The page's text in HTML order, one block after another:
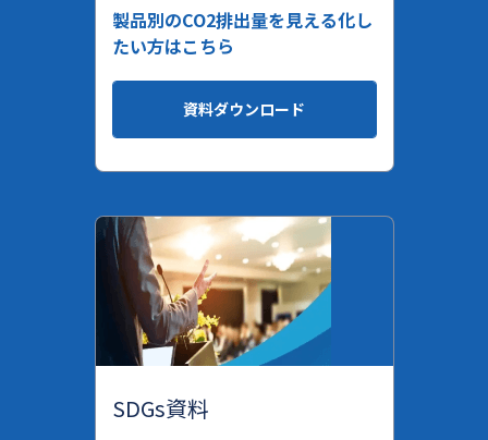
製品別のCO2排出量を見える化し
たい方はこちら
資料ダウンロード
SDGs資料